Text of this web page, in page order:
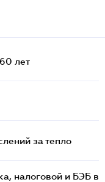
лет
за тепло
налоговой и БЭБ в